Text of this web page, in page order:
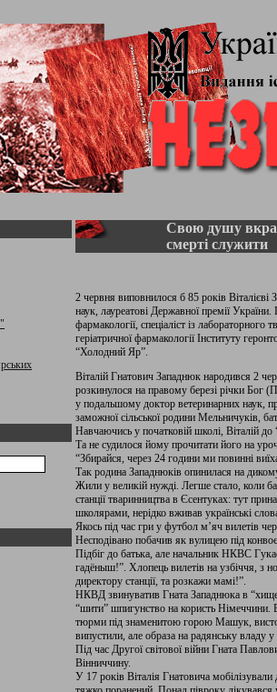
Свою душу
смерті служити
2 червня виповнилося б 85 років
наук, лауреатові Державної премії
фармакології, спеціаліст із лабораторного
геріатричної фармакології Інституту
“Холодний Яр”.
Віталій Гнатович Западнюк народився 2
розкинулося на правому березі річки Бог
у подальшому доктор ветеринарних наук,
заможної сільської родини Мельничуків,
Навчаючись у початковій школі, Віталій
Та не судилося йому прочитати його на
“Збирайся, через 24 години ми повинні
Так родина Западнюків опинилася на
Жили у великій нужді. Легше стало, коли
станції тваринництва в Єсентуках: тут
школярами, нерідко вживав українські
Якось під час гри у футбол м’яч вилетів
Несподівано побачив як вулицею під
Підбіг до батька, але начальник НКВС
гадёныш!”. Хлопець вилетів на узбіччя, з
директору станції, та розкажи мамі!”.
НКВД звинуватив Гната Западнюка в
“шити” шпигунство на користь Німеччини.
тюрми під знаменитою горою Машук,
випустили, але образа на радянську владу
Під час Другої світової війни Гната
Вінниччину.
У 17 років Віталія Гнатовича